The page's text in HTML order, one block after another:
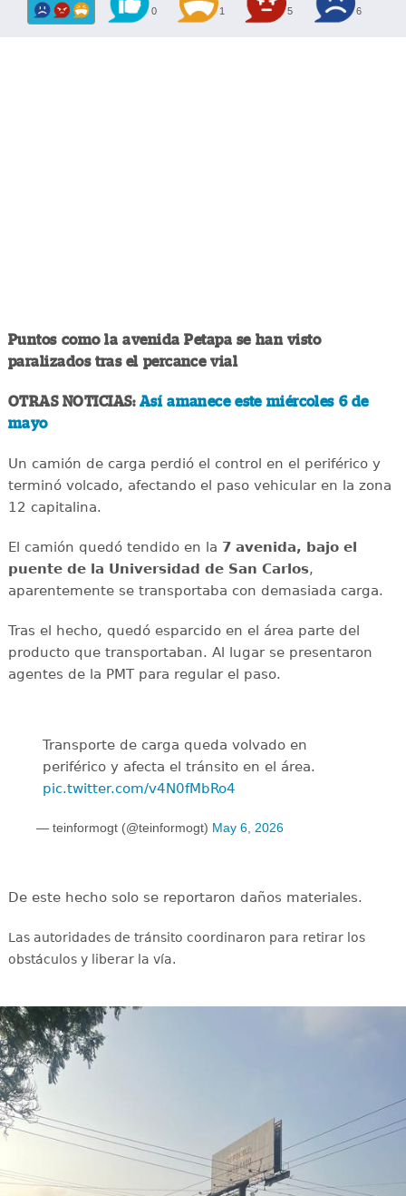
0 1 5 6
Puntos como la avenida Petapa se han visto
paralizados tras el percance vial
OTRAS NOTICIAS: Así amanece este miércoles 6 de
mayo
Un camión de carga perdió el control en el periférico y
terminó volcado, afectando el paso vehicular en la zona
12 capitalina.
El camión quedó tendido en la 7 avenida, bajo el
puente de la Universidad de San Carlos,
aparentemente se transportaba con demasiada carga.
Tras el hecho, quedó esparcido en el área parte del
producto que transportaban. Al lugar se presentaron
agentes de la PMT para regular el paso.
Transporte de carga queda volvado en
periférico y afecta el tránsito en el área.
pic.twitter.com/v4N0fMbRo4
— teinformogt (@teinformogt) May 6, 2026
De este hecho solo se reportaron daños materiales.
Las autoridades de tránsito coordinaron para retirar los
obstáculos y liberar la vía.